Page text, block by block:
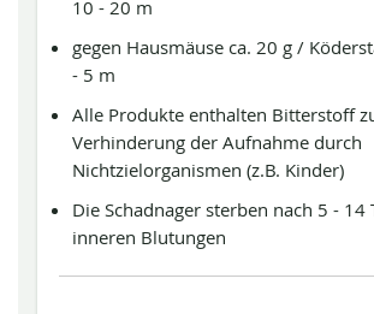
10 - 20 m
gegen Hausmäuse ca. 20 g /
- 5 m
Alle Produkte enthalten Bitterstoff
Verhinderung der Aufnahme durch
Nichtzielorganismen (z.B. Kinder)
Die Schadnager sterben nach 5 - 14
inneren Blutungen